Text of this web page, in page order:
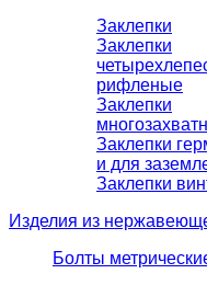
Заклепки
Заклепки
рифленые
Заклепки
Заклепки
и для
Заклепки
Изделия из
Болты